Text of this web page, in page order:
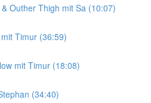
Outher Thigh mit Sa (10:07)
Timur (36:59)
mit Timur (18:08)
(34:40)